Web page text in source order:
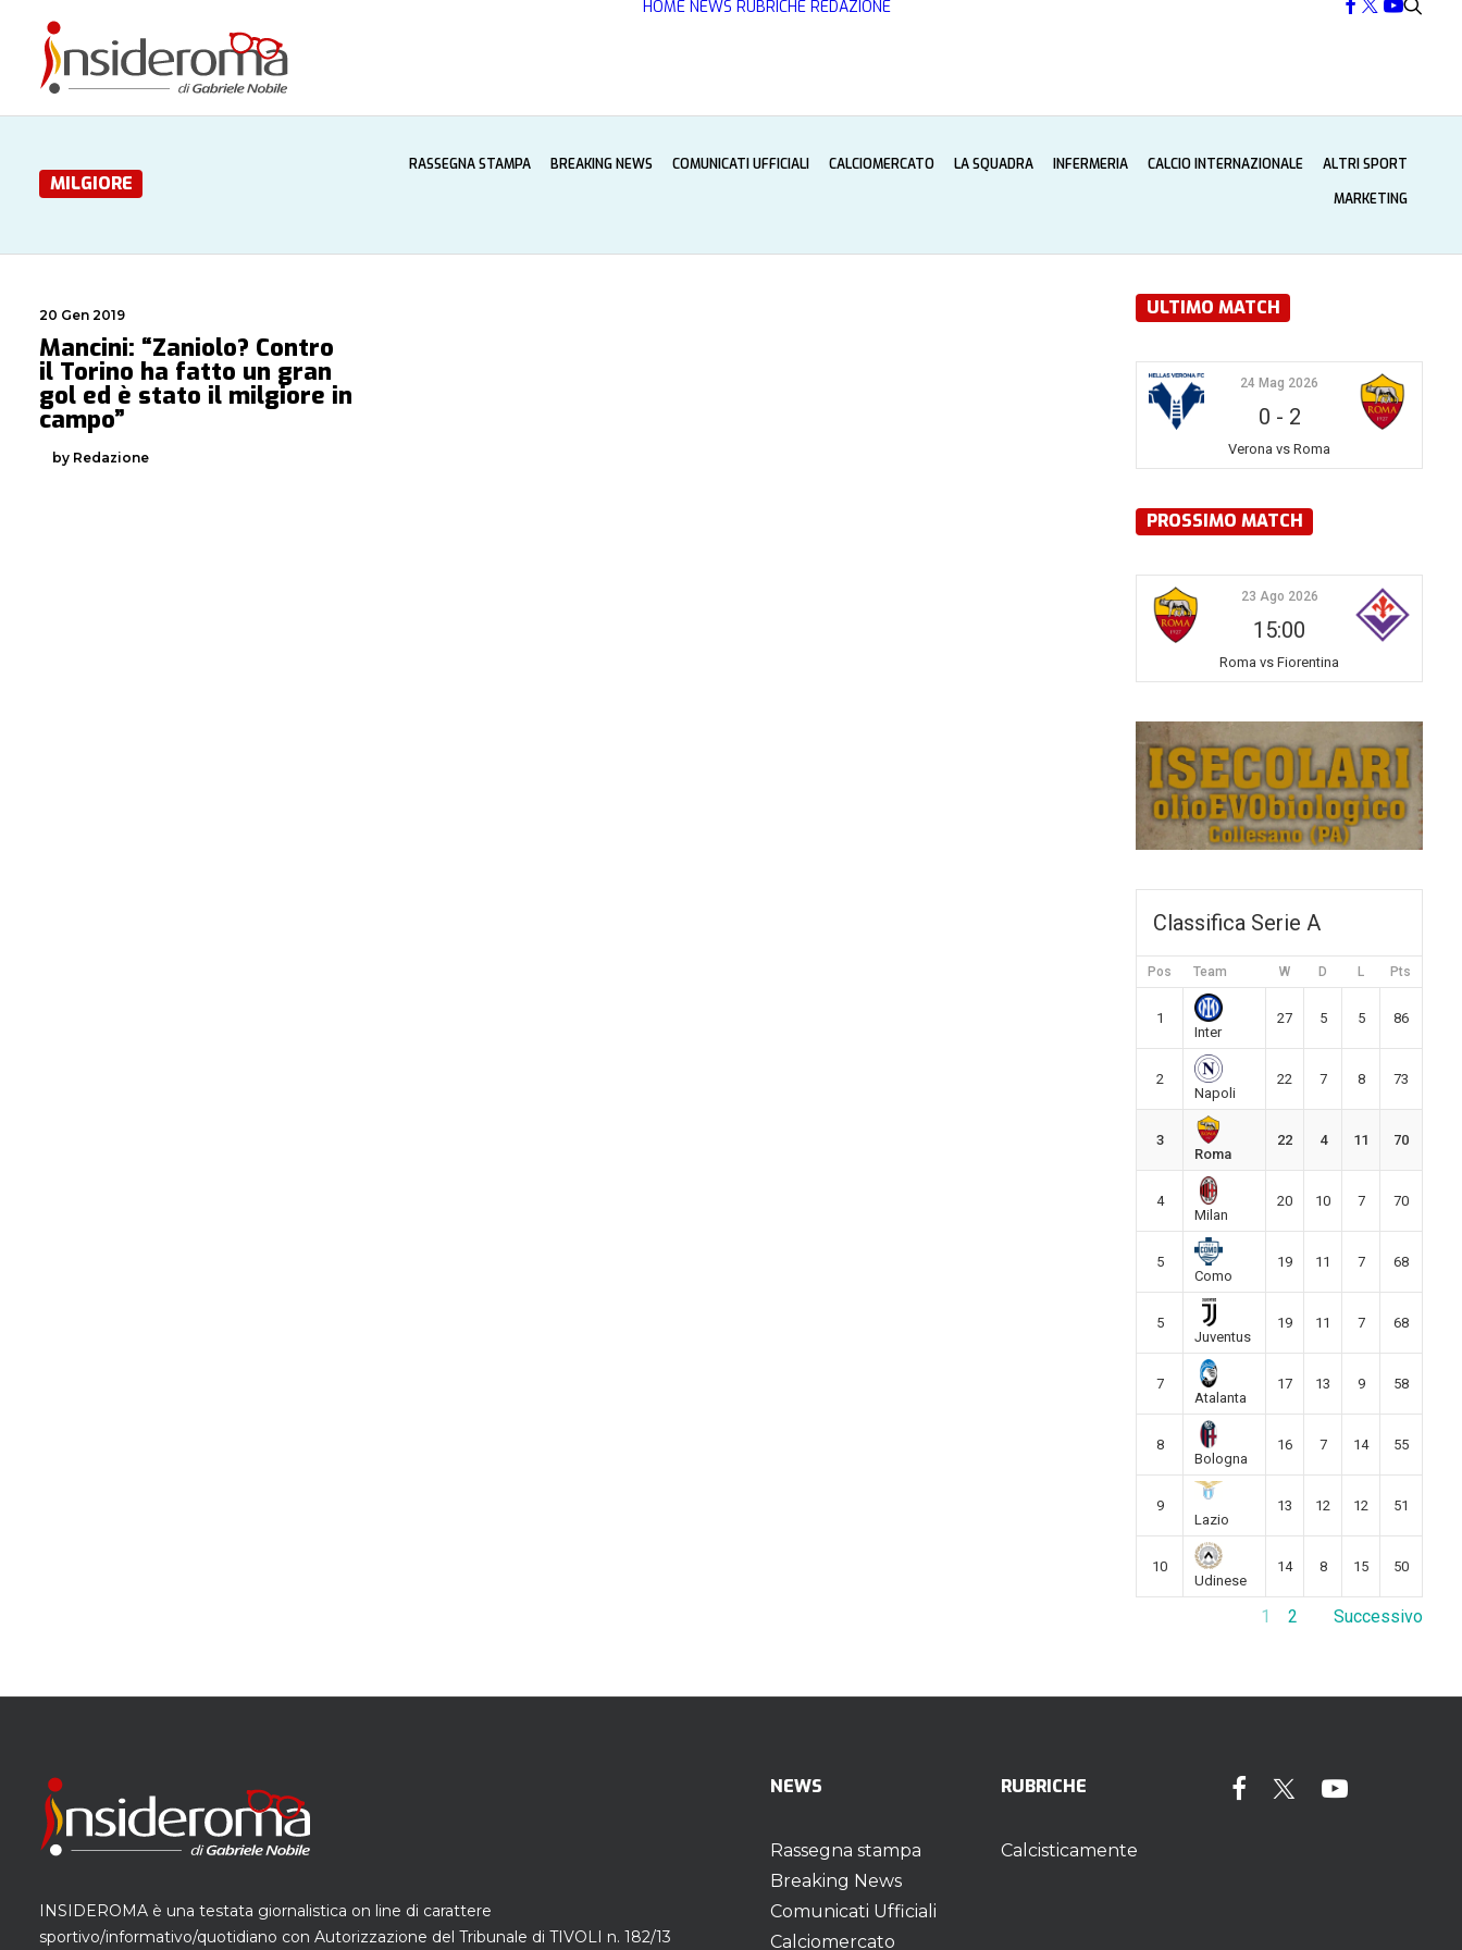
HOME NEWS RUBRICHE REDAZIONE
MILGIORE
RASSEGNA STAMPA BREAKING NEWS COMUNICATI UFFICIALI CALCIOMERCATO LA SQUADRA INFERMERIA CALCIO INTERNAZIONALE
ALTRI SPORT
MARKETING
20 Gen 2019
Mancini: “Zaniolo? Contro
il Torino ha fatto un gran
gol ed è stato il milgiore in
campo”
by Redazione
ULTIMO MATCH
24 Mag 2026
0 - 2
Verona vs Roma
PROSSIMO MATCH
23 Ago 2026
15:00
Roma vs Fiorentina
Classifica Serie A
Pos Team W D L Pts
1
Inter
27 5 5 86
2
Napoli
22 7 8 73
3
Roma
22 4 11 70
4
Milan
20 10 7 70
5
Como
19 11 7 68
5
Juventus
19 11 7 68
7
Atalanta
17 13 9 58
8
Bologna
16 7 14 55
9
Lazio
13 12 12 51
10
Udinese
14 8 15 50
1 2 Successivo
INSIDEROMA è una testata giornalistica on line di carattere
sportivo/informativo/quotidiano con Autorizzazione del Tribunale di TIVOLI n. 182/13
NEWS
Rassegna stampa
Breaking News
Comunicati Ufficiali
Calciomercato
RUBRICHE
Calcisticamente